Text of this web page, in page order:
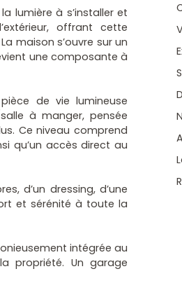
lumière à s’installer et
offrant cette
maison s’ouvre sur un
une composante à
de vie lumineuse
à manger, pensée
Ce niveau comprend
qu’un accès direct au
d’un dressing, d’une
et sérénité à toute la
intégrée au
propriété. Un garage